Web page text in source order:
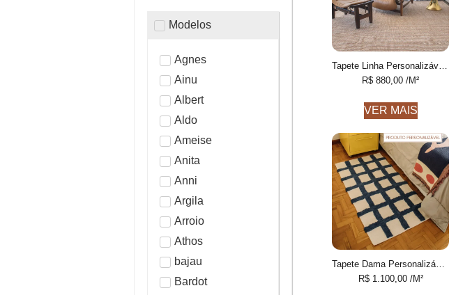
Modelos
Agnes
Ainu
Albert
Aldo
Ameise
Anita
Anni
Argila
Arroio
Athos
bajau
Bardot
R$ 880,00 /M²
VER MAIS
Tapete Dama Personalizável Xadrez feito à mão, 100% algodão reciclado
R$1.100,00/M²